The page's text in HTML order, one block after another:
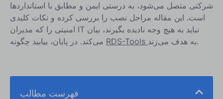
شرکتی متصل می‌شود، به درستی ایمن و مطابق با استانداردها
است. این مقاله مراحل نصب را بررسی کرده و نکات کلیدی
امنیتی را که مدیران IT نباید به هیچ وجه نادیده بگیرند، بیان
RDS-Tools به هدف می‌زند.
فهرست مطالب